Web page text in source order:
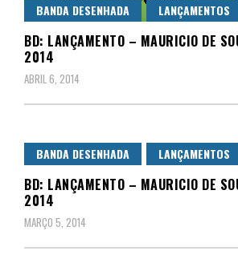
BANDA DESENHADA LANÇAMENTOS
BD: LANÇAMENTO – MAURICIO DE
2014
ABRIL 6, 2014
BANDA DESENHADA LANÇAMENTOS
BD: LANÇAMENTO – MAURICIO DE
2014
MARÇO 5, 2014